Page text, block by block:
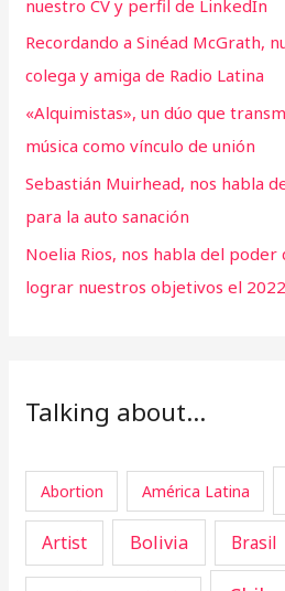
nuestro CV y perfil de LinkedIn
Recordando a Sinéad McGrath,
colega y amiga de Radio Latina
«Alquimistas», un dúo que
música como vínculo de unión
Sebastián Muirhead, nos habla
para la auto sanación
Noelia Rios, nos habla del
lograr nuestros objetivos el 2022
Talking about…
Abortion América Latina
Artist Bolivia Brasil